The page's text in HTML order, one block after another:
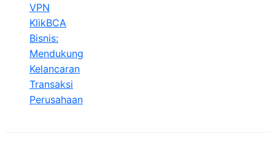
VPN
KlikBCA
Bisnis:
Mendukung
Kelancaran
Transaksi
Perusahaan